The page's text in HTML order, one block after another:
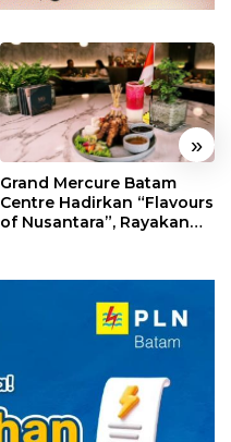
»
Grand Mercure Batam
Centre Hadirkan “Flavours
of Nusantara”, Rayakan